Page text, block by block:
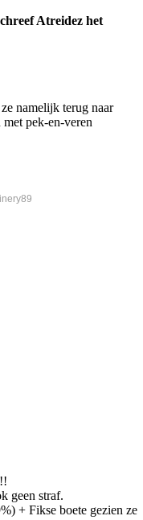
Atreidez het
namelijk terug naar
pek-en-veren
geen straf.
+ Fikse boete gezien ze